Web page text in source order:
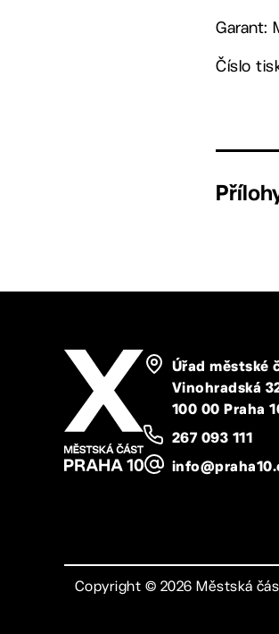
Garant:
Číslo
Úřad městské
Vinohradská
100 00 Praha
267 093 111
Copyright © 2026 Městská